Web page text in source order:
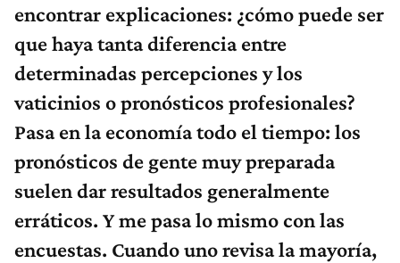
encontrar explicaciones: ¿cómo puede ser
que haya tanta diferencia entre
determinadas percepciones y los
vaticinios o pronósticos profesionales?
Pasa en la economía todo el tiempo: los
pronósticos de gente muy preparada
suelen dar resultados generalmente
erráticos. Y me pasa lo mismo con las
encuestas. Cuando uno revisa la mayoría,